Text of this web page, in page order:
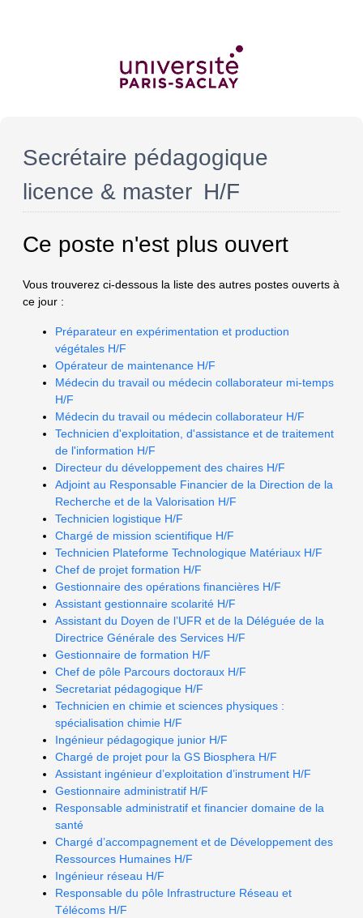
Secrétaire pédagogique
licence & master H/F
Ce poste n'est plus ouvert
Vous trouverez ci-dessous la liste des autres postes ouverts à
ce jour :
Préparateur en expérimentation et production
végétales H/F
Opérateur de maintenance H/F
Médecin du travail ou médecin collaborateur mi-temps
H/F
Médecin du travail ou médecin collaborateur H/F
Technicien d'exploitation, d'assistance et de traitement
de l'information H/F
Directeur du développement des chaires H/F
Adjoint au Responsable Financier de la Direction de la
Recherche et de la Valorisation H/F
Technicien logistique H/F
Chargé de mission scientifique H/F
Technicien Plateforme Technologique Matériaux H/F
Chef de projet formation H/F
Gestionnaire des opérations financières H/F
Assistant gestionnaire scolarité H/F
Assistant du Doyen de l’UFR et de la Déléguée de la
Directrice Générale des Services H/F
Gestionnaire de formation H/F
Chef de pôle Parcours doctoraux H/F
Secretariat pédagogique H/F
Technicien en chimie et sciences physiques :
spécialisation chimie H/F
Ingénieur pédagogique junior H/F
Chargé de projet pour la GS Biosphera H/F
Assistant ingénieur d’exploitation d’instrument H/F
Gestionnaire administratif H/F
Responsable administratif et financier domaine de la
santé
Chargé d’accompagnement et de Développement des
Ressources Humaines H/F
Ingénieur réseau H/F
Responsable du pôle Infrastructure Réseau et
Télécoms H/F